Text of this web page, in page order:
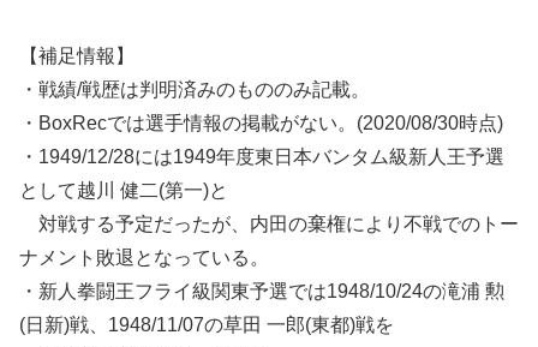
【補足情報】
・戦績/戦歴は判明済みのもののみ記載。
・BoxRecでは選手情報の掲載がない。(2020/08/30時点)
・1949/12/28には1949年度東日本バンタム級新人王予選
として越川 健二(第一)と
対戦する予定だったが、内田の棄権により不戦でのトー
ナメント敗退となっている。
・新人拳闘王フライ級関東予選では1948/10/24の滝浦 勲
(日新)戦、1948/11/07の草田 一郎(東都)戦を